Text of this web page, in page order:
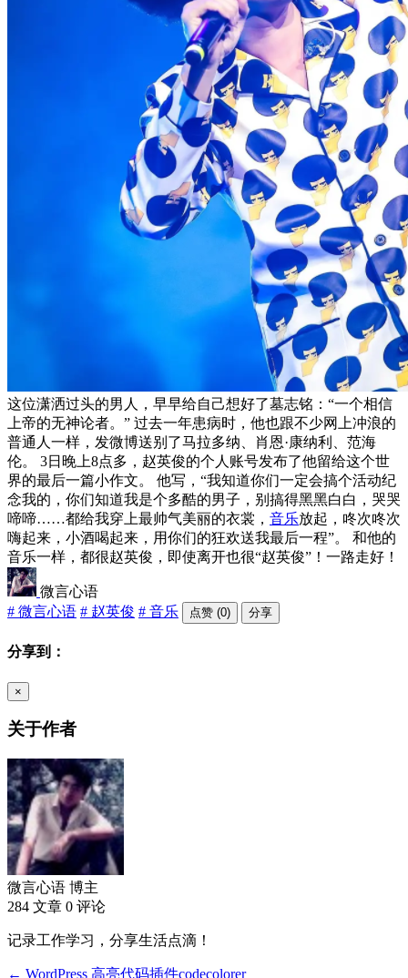
这位潇洒过头的男人，早早给自己想好了墓志铭：“一个相信
上帝的无神论者。” 过去一年患病时，他也跟不少网上冲浪的
普通人一样，发微博送别了马拉多纳、肖恩·康纳利、范海
伦。 3日晚上8点多，赵英俊的个人账号发布了他留给这个世
界的最后一篇小作文。 他写，“我知道你们一定会搞个活动纪
念我的，你们知道我是个多酷的男子，别搞得黑黑白白，哭哭
啼啼……都给我穿上最帅气美丽的衣裳， 音乐放起，咚次咚次
嗨起来，小酒喝起来，用你们的狂欢送我最后一程”。 和他的
音乐一样，都很赵英俊，即使离开也很“赵英俊”！一路走好！
微言心语
# 微言心语 # 赵英俊 # 音乐 点赞 (0) 分享
分享到：
×
关于作者
微言心语 博主
284 文章 0 评论
记录工作学习，分享生活点滴！
← WordPress 高亮代码插件codecolorer